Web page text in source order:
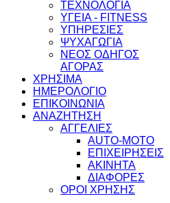
ΤΕΧΝΟΛΟΓΙΑ
ΥΓΕΙΑ - FITNESS
ΥΠΗΡΕΣΙΕΣ
ΨΥΧΑΓΩΓΙΑ
ΝΕΟΣ ΟΔΗΓΟΣ
ΑΓΟΡΑΣ
ΧΡΗΣΙΜΑ
ΗΜΕΡΟΛΟΓΙΟ
ΕΠΙΚΟΙΝΩΝΙΑ
ΑΝΑΖΗΤΗΣΗ
ΑΓΓΕΛΙΕΣ
AUTO-MOTO
ΕΠΙΧΕΙΡΗΣΕΙΣ
ΑΚΙΝΗΤΑ
ΔΙΑΦΟΡΕΣ
ΟΡΟΙ ΧΡΗΣΗΣ